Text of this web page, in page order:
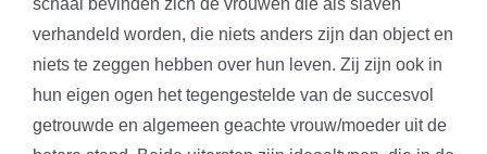
schaal bevinden zich de vrouwen die als slaven
verhandeld worden, die niets anders zijn dan object en
niets te zeggen hebben over hun leven. Zij zijn ook in
hun eigen ogen het tegengestelde van de succesvol
getrouwde en algemeen geachte vrouw/moeder uit de